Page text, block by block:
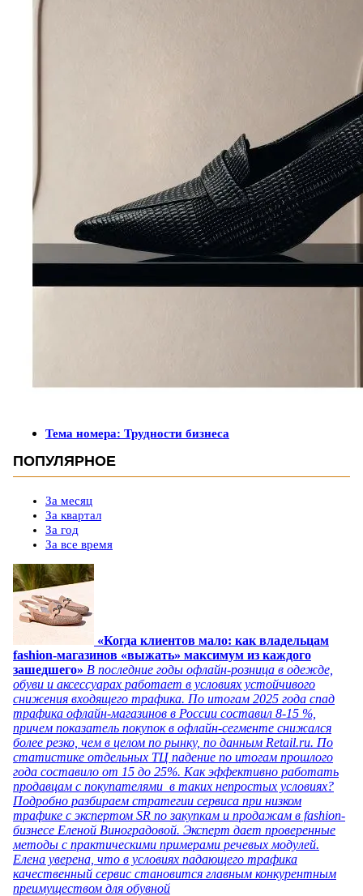
Тема номера: Трудности бизнеса
ПОПУЛЯРНОЕ
За месяц
За квартал
За год
За все время
«Когда клиентов мало: как владельцам
fashion-магазинов «выжать» максимум из каждого
зашедшего» В последние годы офлайн-розница в одежде,
обуви и аксессуарах работает в условиях устойчивого
снижения входящего трафика. По итогам 2025 года спад
трафика офлайн-магазинов в России составил 8-15 %,
причем показатель покупок в офлайн-сегменте снижался
более резко, чем в целом по рынку, по данным Retail.ru. По
статистике отдельных ТЦ падение по итогам прошлого
года составило от 15 до 25%. Как эффективно работать
продавцам с покупателями в таких непростых условиях?
Подробно разбираем стратегии сервиса при низком
трафике с экспертом SR по закупкам и продажам в fashion-
бизнесе Еленой Виноградовой. Эксперт дает проверенные
методы с практическими примерами речевых модулей.
Елена уверена, что в условиях падающего трафика
качественный сервис становится главным конкурентным
преимуществом для обувной